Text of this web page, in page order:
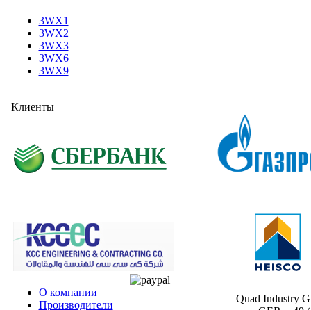
3WX1
3WX2
3WX3
3WX6
3WX9
Клиенты
О компании
Производители
Quad Industry